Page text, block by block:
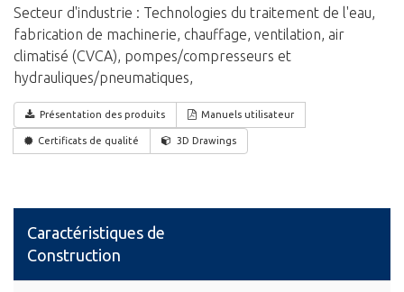
Secteur d'industrie : Technologies du traitement de l'eau,
fabrication de machinerie, chauffage, ventilation, air
climatisé (CVCA), pompes/compresseurs et
hydrauliques/pneumatiques,
Présentation des produits Manuels utilisateur
Certificats de qualité 3D Drawings
Caractéristiques de
Construction